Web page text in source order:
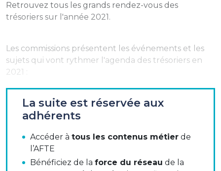
Retrouvez tous les grands rendez-vous des
trésoriers sur l'année 2021.
Les commissions présentent les événements et les
sujets qui vont rythmer l'agenda des trésoriers en
2021 :
les événements politiques importants,
des règlementations qui entrent en application
C'est autour de ces dates et événements clés, que
La suite est réservée aux
adhérents
Accéder à tous les contenus métier de
l’AFTE
Bénéficiez de la force du réseau de la